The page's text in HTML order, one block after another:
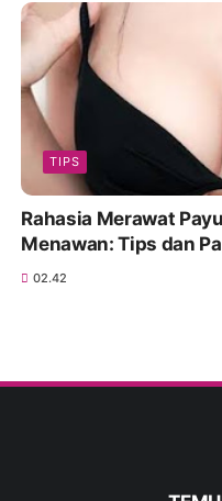
TIPS
Rahasia Merawat
Menawan: Tips dan
02.42